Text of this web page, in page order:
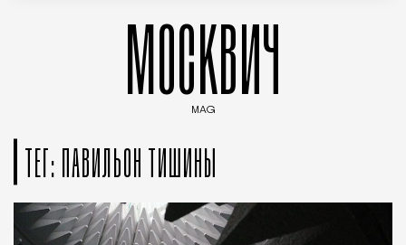
МОСКВИЧ
MAG
ТЕГ: ПАВИЛЬОН ТИШИНЫ